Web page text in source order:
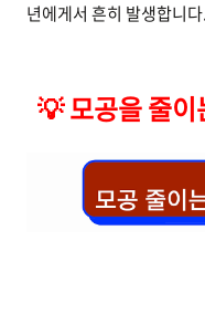
년에게서 흔히 발생합니다.
💡모공을 줄이